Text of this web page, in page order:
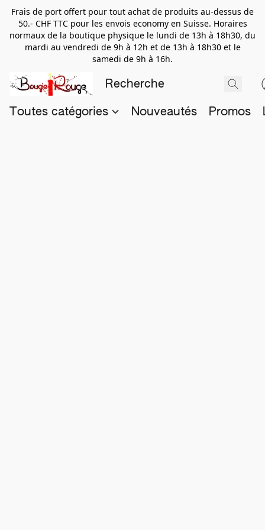
Frais de port offert pour tout achat de produits au-dessus de
50.- CHF TTC pour les envois economy en Suisse. Horaires
normaux de la boutique physique le lundi de 13h à 18h30, du
mardi au vendredi de 9h à 12h et de 13h à 18h30 et le
samedi de 9h à 16h.
Toutes catégories Nouveautés Promos